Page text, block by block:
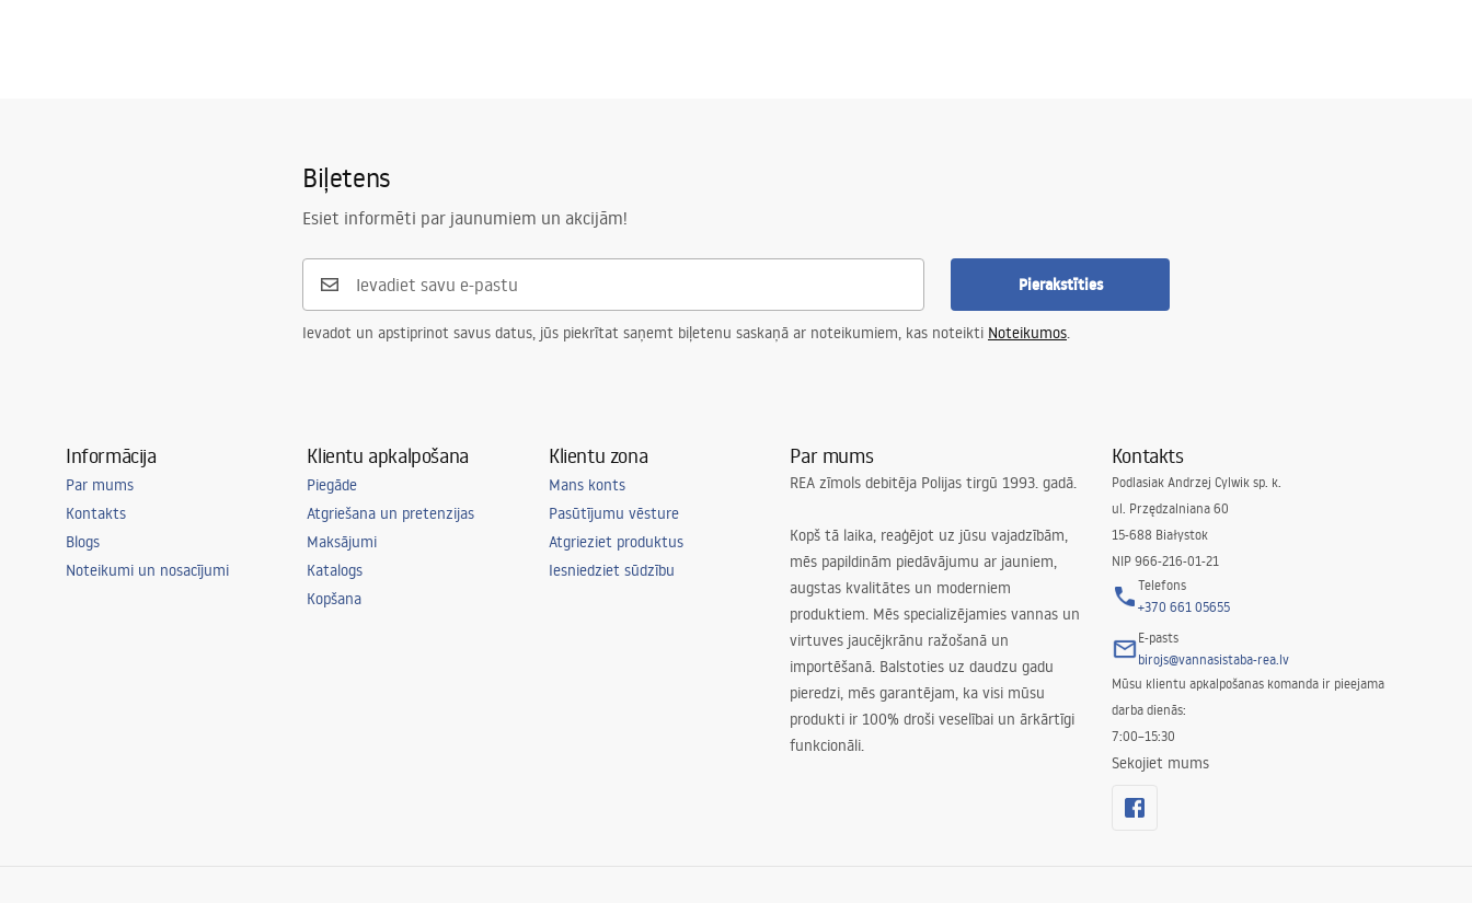
Biļetens
Esiet informēti par jaunumiem un akcijām!
Pierakstīties
Ievadot un apstiprinot savus datus, jūs piekrītat saņemt biļetenu saskaņā ar noteikumiem, kas noteikti Noteikumos.
Informācija
Par mums
Kontakts
Blogs
Noteikumi un nosacījumi
Klientu apkalpošana
Piegāde
Atgriešana un pretenzijas
Maksājumi
Katalogs
Kopšana
Klientu zona
Mans konts
Pasūtījumu vēsture
Atgrieziet produktus
Iesniedziet sūdzību
Par mums
REA zīmols debitēja Polijas tirgū 1993. gadā.
Kopš tā laika, reaģējot uz jūsu vajadzībām,
mēs papildinām piedāvājumu ar jauniem,
augstas kvalitātes un moderniem
produktiem. Mēs specializējamies vannas un
virtuves jaucējkrānu ražošanā un
importēšanā. Balstoties uz daudzu gadu
pieredzi, mēs garantējam, ka visi mūsu
produkti ir 100% droši veselībai un ārkārtīgi
funkcionāli.
Kontakts
Podlasiak Andrzej Cylwik sp. k.
ul. Przędzalniana 60
15-688 Białystok
NIP 966-216-01-21
Telefons
+370 661 05655
E-pasts
birojs@vannasistaba-rea.lv
Mūsu klientu apkalpošanas komanda ir pieejama
darba dienās:
7:00–15:30
Sekojiet mums